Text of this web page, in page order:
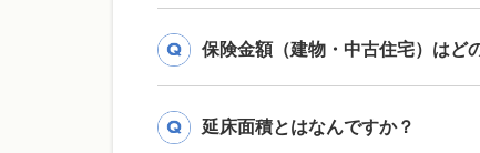
保険金額（建物・中古住宅）はど
延床面積とはなんですか？